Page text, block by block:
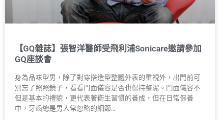
【GQ雜誌】張智洋醫師受飛利浦Sonicare邀請參加
GQ座談會
身為品味型男，除了對穿搭造型整體外表的重視外，出門前可
別忘了照照鏡子，看看門面儀容是否也保持整潔。門面儀容不
但是基本的禮貌，更代表著衛生習慣的養成，但在日常保養
中，牙齒總是男人常忽略的細節…